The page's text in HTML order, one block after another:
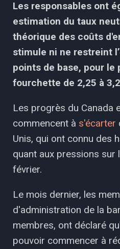
Les responsables ont
estimation du taux
théorique des coûts
stimule ni ne restreint
points de base, pour le
fourchette de 2,25 à
Les progrès du Canada
commencent à s'écarter
Unis, qui ont connu des
quant aux pressions sur
février.
Le mois dernier, les
d'administration de la
membres, ont déclaré
pouvoir commencer à